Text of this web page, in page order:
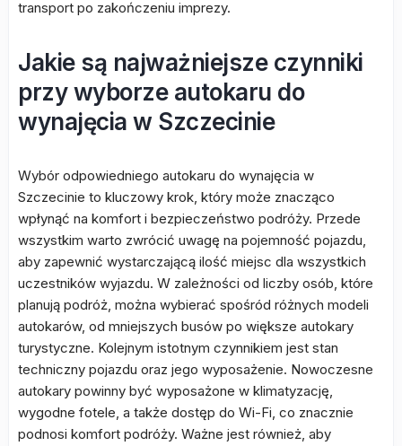
transport po zakończeniu imprezy.
Jakie są najważniejsze czynniki
przy wyborze autokaru do
wynajęcia w Szczecinie
Wybór odpowiedniego autokaru do wynajęcia w
Szczecinie to kluczowy krok, który może znacząco
wpłynąć na komfort i bezpieczeństwo podróży. Przede
wszystkim warto zwrócić uwagę na pojemność pojazdu,
aby zapewnić wystarczającą ilość miejsc dla wszystkich
uczestników wyjazdu. W zależności od liczby osób, które
planują podróż, można wybierać spośród różnych modeli
autokarów, od mniejszych busów po większe autokary
turystyczne. Kolejnym istotnym czynnikiem jest stan
techniczny pojazdu oraz jego wyposażenie. Nowoczesne
autokary powinny być wyposażone w klimatyzację,
wygodne fotele, a także dostęp do Wi-Fi, co znacznie
podnosi komfort podróży. Ważne jest również, aby